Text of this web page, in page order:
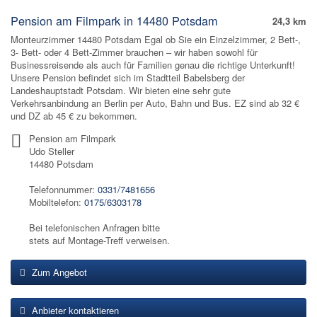
24,3 km
Pension am Filmpark in 14480 Potsdam
Monteurzimmer 14480 Potsdam Egal ob Sie ein Einzelzimmer, 2 Bett-,
3- Bett- oder 4 Bett-Zimmer brauchen – wir haben sowohl für
Businessreisende als auch für Familien genau die richtige Unterkunft!
Unsere Pension befindet sich im Stadtteil Babelsberg der
Landeshauptstadt Potsdam. Wir bieten eine sehr gute
Verkehrsanbindung an Berlin per Auto, Bahn und Bus. EZ sind ab 32 €
und DZ ab 45 € zu bekommen.
Pension am Filmpark
Udo Steller
14480 Potsdam
Telefonnummer: 0331/7481656
Mobiltelefon: 0175/6303178
Bei telefonischen Anfragen bitte
stets auf Montage-Treff verweisen.
Zum Angebot
Anbieter kontaktieren